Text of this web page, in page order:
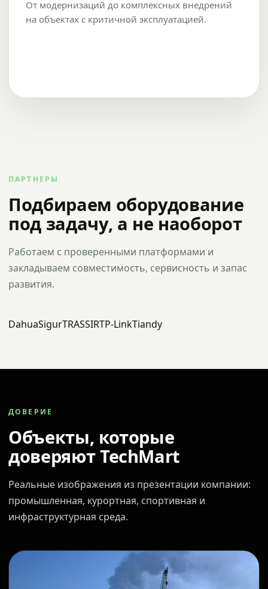
От модернизаций до комплексных внедрений
на объектах с критичной эксплуатацией.
ПАРТНЕРЫ
Подбираем оборудование
под задачу, а не наоборот
Работаем с проверенными платформами и
закладываем совместимость, сервисность и запас
развития.
DahuaSigurTRASSIRTP-LinkTiandy
ДОВЕРИЕ
Объекты, которые
доверяют TechMart
Реальные изображения из презентации компании:
промышленная, курортная, спортивная и
инфраструктурная среда.